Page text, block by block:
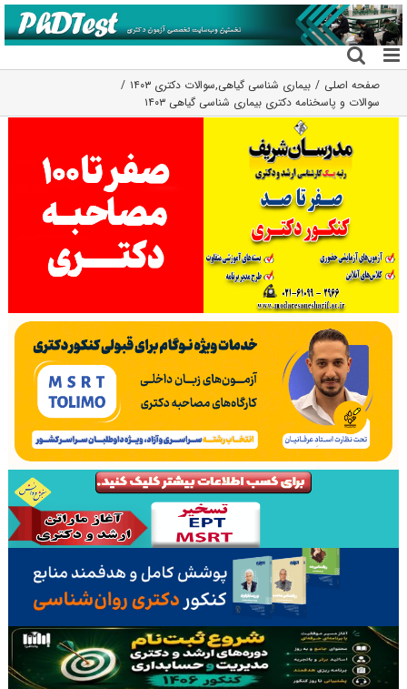
رفتن
به
محتوا
صفحه اصلی بیماری شناسی گیاهی,سوالات دکتری ۱۴۰۳
سوالات و پاسخنامه دکتری بیماری شناسی گیاهی ۱۴۰۳